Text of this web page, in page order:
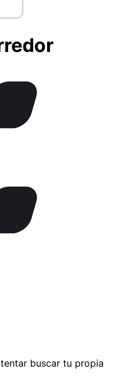
buscar tu propia